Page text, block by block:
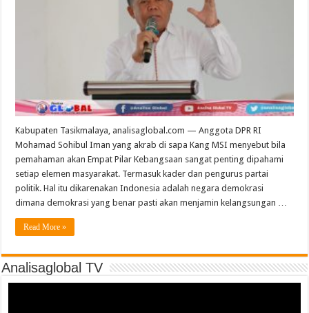
Kabupaten Tasikmalaya, analisaglobal.com — Anggota DPR RI
Mohamad Sohibul Iman yang akrab di sapa Kang MSI menyebut bila
pemahaman akan Empat Pilar Kebangsaan sangat penting dipahami
setiap elemen masyarakat. Termasuk kader dan pengurus partai
politik. Hal itu dikarenakan Indonesia adalah negara demokrasi
dimana demokrasi yang benar pasti akan menjamin kelangsungan …
Read More »
Analisaglobal TV